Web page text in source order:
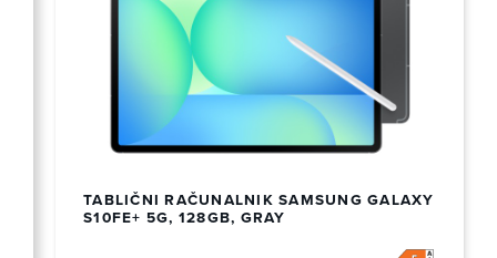
TABLIČNI RAČUNALNIK SAMSUNG GALAXY
S10FE+ 5G, 128GB, GRAY